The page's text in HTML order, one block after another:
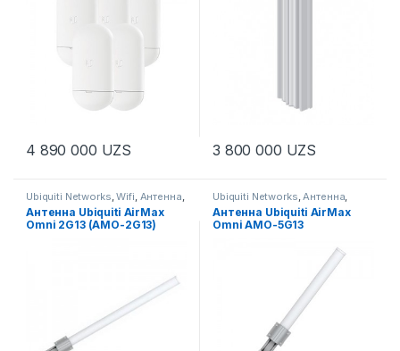
4 890 000 UZS 3 800 000 UZS
Ubiquiti Networks ,Wifi Антенна
Антенны
Антенна Ubiquiti AirMax
Omni 2G13 (AMO-2G13)
Ubiquiti Networks Антенна
Антенны Антенны, Антенны
Беспроводное оборудование
Антенна Ubiquiti AirMax
Omni AMO-5G13